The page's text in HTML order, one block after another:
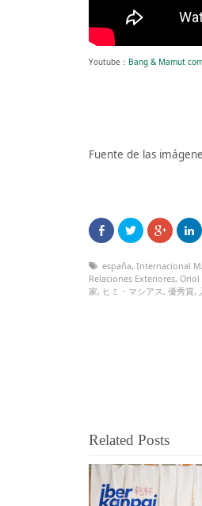
Youtube： Bang & Mamut
Fuente de las
españa, Internacional
Relaciones Exteriores, Oriol
家, ヒミ・マシアス , 優秀賞,
Related Posts